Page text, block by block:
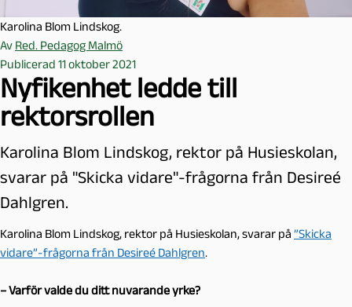
Karolina Blom Lindskog.
Av Red. Pedagog Malmö
Publicerad 11 oktober 2021
Nyfikenhet ledde till
rektorsrollen
Karolina Blom Lindskog, rektor på Husieskolan,
svarar på "Skicka vidare"-frågorna från Desireé
Dahlgren.
Karolina Blom Lindskog, rektor på Husieskolan, svarar på ”Skicka
vidare”-frågorna från Desireé Dahlgren.
– Varför valde du ditt nuvarande yrke?